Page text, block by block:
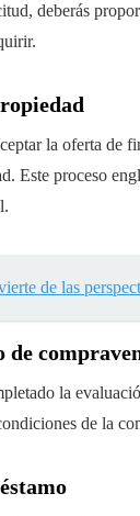
deberás
la oferta de
Este proceso
de las
la
de la